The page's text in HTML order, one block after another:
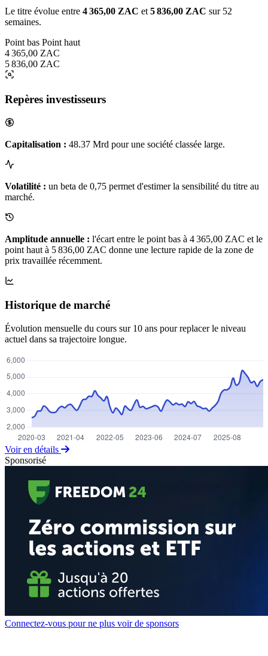
Le titre évolue entre 4 365,00 ZAC et 5 836,00 ZAC sur 52
semaines.
Point bas Point haut
4 365,00 ZAC
5 836,00 ZAC
Repères investisseurs
Capitalisation : 48.37 Mrd pour une société classée large.
Volatilité : un beta de 0,75 permet d'estimer la sensibilité du titre au
marché.
Amplitude annuelle : l'écart entre le point bas à 4 365,00 ZAC et le
point haut à 5 836,00 ZAC donne une lecture rapide de la zone de
prix travaillée récemment.
Historique de marché
Évolution mensuelle du cours sur 10 ans pour replacer le niveau
actuel dans sa trajectoire longue.
Voir en détails
Sponsorisé
Connectez-vous pour ne plus voir de sponsors